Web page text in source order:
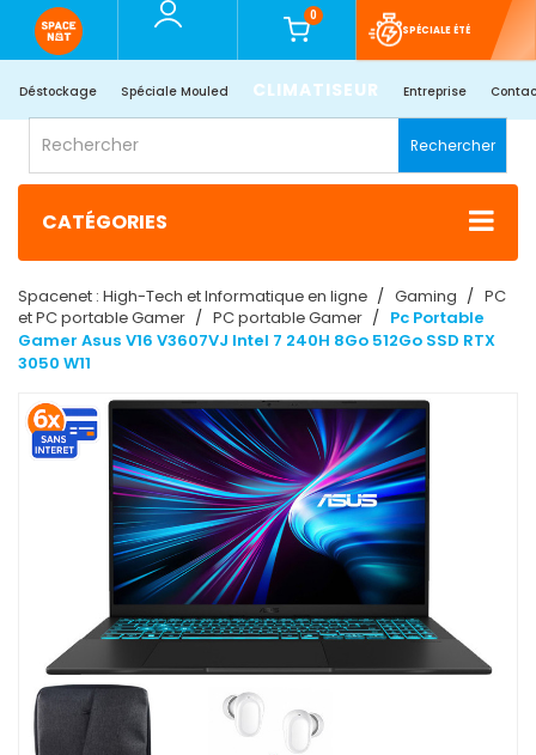
0
SPÉCIALE ÉTÉ
Déstockage Spéciale Mouled CLIMATISEUR Entreprise
Rechercher
CATÉGORIES
Spacenet : High-Tech et Informatique en ligne Gaming
PC
et PC portable Gamer
PC portable Gamer
Pc Portable
Gamer Asus V16 V3607VJ Intel 7 240H 8Go 512Go SSD RTX
3050 W11